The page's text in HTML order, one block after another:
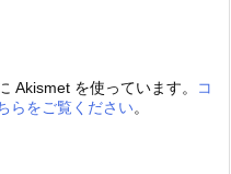
Akismet を使っています。
コ
らをご覧ください。